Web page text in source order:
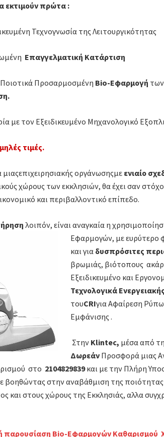
εκτιμούν πρώτα :
Τεχνογνωσία της Λειτουργικότητας
Επαγγελματική Κατάρτιση
Προσαρμοσμένη Bio-Εφαρμογή
με τον Εξειδικευμένο Μηχανολογικό
τιμές.
μιαςεπιχειρησιακής οργάνωσηςμε ενιαίο
χώρους των εκκλησιών, θα έχει σαν
και περιβαλλοντικό επίπεδο.
λοιπόν, είναι αναγκαία η
Εφαρμογών, με ευρύτερο
και για δυσπρόσιτες
βρωμιάς, βιότοπους
Εξειδικευμένο και
Τεχνολογικά
τουCRIγια Αφαίρεση
Εμφάνισης .
Στην Klintec, μέσα από
Δωρεάν Προσφορά μιας
στο 2104829839και με την Πλήρη
βοηθώντας στην αναβάθμιση της ποιότητας
και στους χώρους της Εκκλησιάς, αλλα
παρουσίαση Βio-Εφαρμογών Καθαρισμού